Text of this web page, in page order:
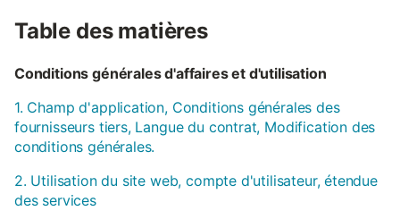
Table des matières
Conditions générales d'affaires et d'utilisation
1. Champ d'application, Conditions générales des
fournisseurs tiers, Langue du contrat, Modification des
conditions générales.
2. Utilisation du site web, compte d'utilisateur, étendue
des services